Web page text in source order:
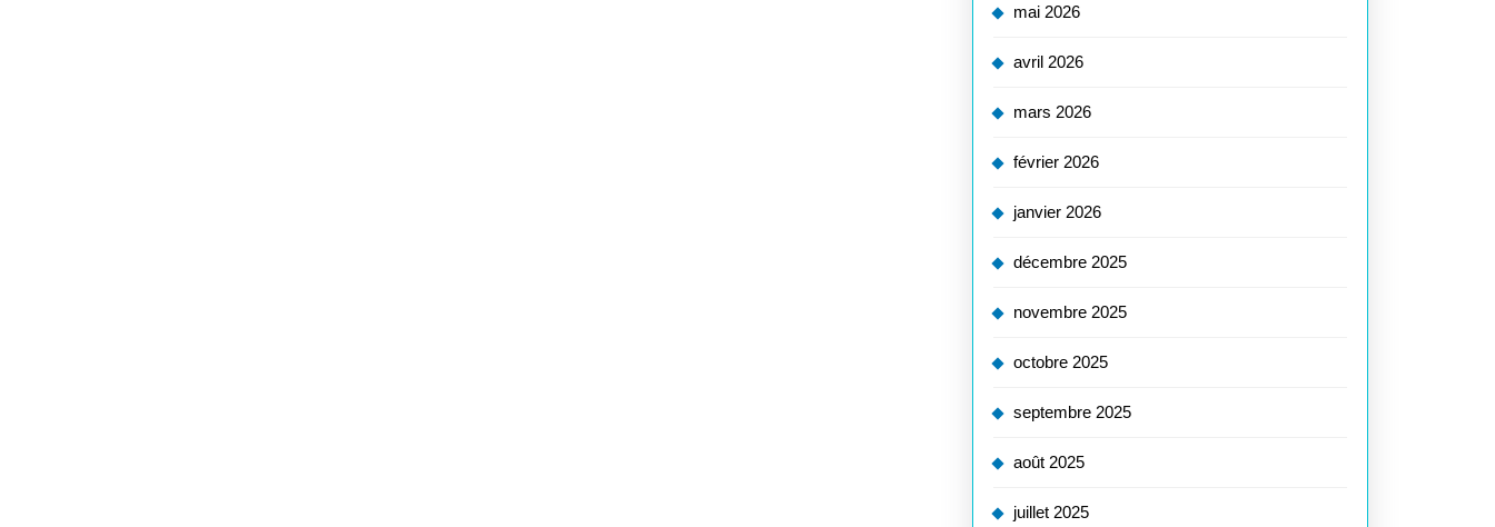
mai 2026
avril 2026
mars 2026
février 2026
janvier 2026
décembre 2025
novembre 2025
octobre 2025
septembre 2025
août 2025
juillet 2025